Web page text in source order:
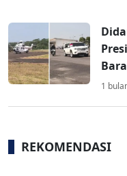
1
REKOMENDASI